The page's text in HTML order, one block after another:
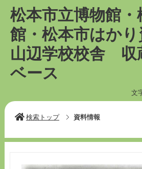
松本市立博物館・
館・松本市はかり
山辺学校校舎 収
ベース
文
検索トップ 資料情報